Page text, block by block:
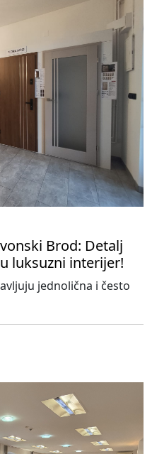
Brod: Detalj
luksuzni interijer!
jednolična i često